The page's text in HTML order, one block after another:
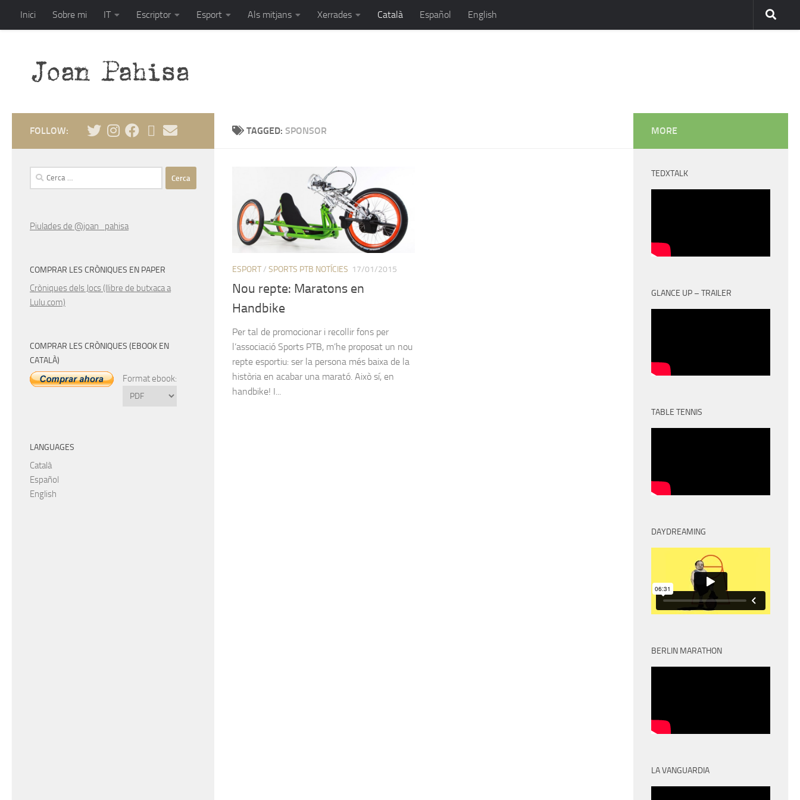
Skip to content
Inici Sobre mi IT Escriptor Esport Als mitjans Xerrades Català Español English
TAGGED: SPONSOR
ESPORT/ SPORTS PTB NOTÍCIES 17/01/2015
Nou repte: Maratons en
Handbike
Per tal de promocionar i recollir fons per
l’associació Sports PTB, m’he proposat un nou
repte esportiu: ser la persona més baixa de la
història en acabar una marató. Això sí, en
handbike! I...
FOLLOW:
Cerca:
Piulades de @joan_pahisa
COMPRAR LES CRÒNIQUES EN PAPER
Cròniques dels Jocs (llibre de butxaca a
Lulu.com)
COMPRAR LES CRÒNIQUES (EBOOK EN
CATALÀ)
Format ebook:
LANGUAGES
Català
Español
English
MORE
TEDXTALK
GLANCE UP – TRAILER
TABLE TENNIS
DAYDREAMING
BERLIN MARATHON
LA VANGUARDIA